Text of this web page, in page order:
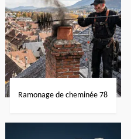
Ramonage de cheminée 78